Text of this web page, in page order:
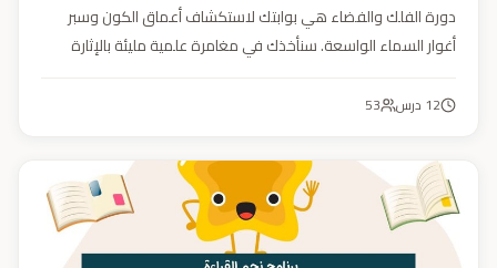
دورة الفلك والفضاء هي بوابتك لاستكشاف أعماق الكون وسبر
أغوار السماء الواسعة. سنأخذك في مغامرة علمية مليئة بالإثارة
عقلك وتثري خيالك، لتمنحك رؤية جديدة للكون وتفتح لك آفاقاً لا
12 درس 53